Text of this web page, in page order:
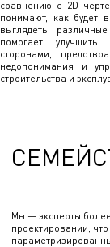
сравнению с 2D
понимают, как будет
выглядеть
помогает улучшить
сторонами,
недопонимания и
строительства и
Мы — эксперты
проектировании,